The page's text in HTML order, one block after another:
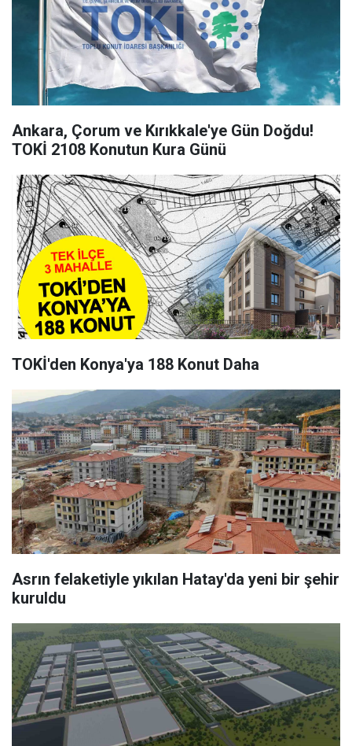
Ankara, Çorum ve Kırıkkale'ye Gün Doğdu!
TOKİ 2108 Konutun Kura Günü
TOKİ'den Konya'ya 188 Konut Daha
Asrın felaketiyle yıkılan Hatay'da yeni bir şehir
kuruldu